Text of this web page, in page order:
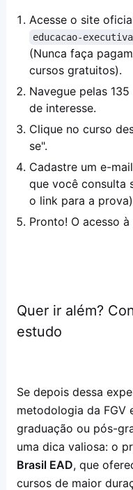
Acesse o site
educacao-
(Nunca faça
cursos gratuitos).
Navegue pelas
de interesse.
Clique no curso
se".
Cadastre um e-
que você consulta
o link para a
Pronto! O acesso
Quer ir além?
estudo
Se depois dessa
metodologia da FGV
graduação ou pós-
uma dica valiosa: o
Brasil EAD, que
cursos de maior